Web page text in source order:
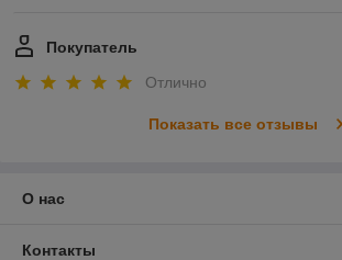
Покупатель
Отлично
Показать все отзывы
О нас
Контакты